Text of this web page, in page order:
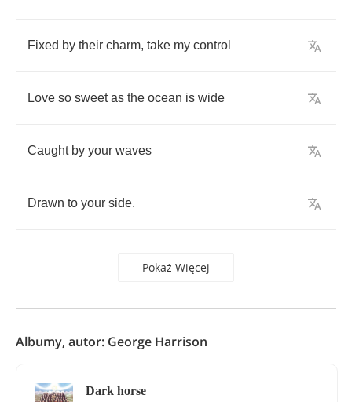
Fixed by their charm, take my control
Love so sweet as the ocean is wide
Caught by your waves
Drawn to your side.
Pokaż Więcej
Albumy, autor: George Harrison
Dark horse